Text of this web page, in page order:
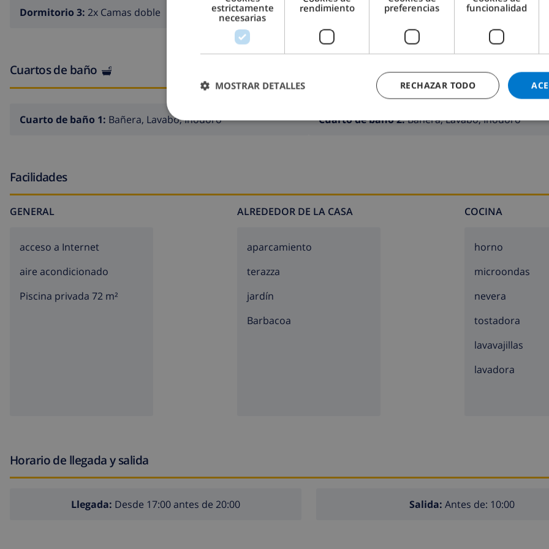
Dormitorio 3: 2x Camas doble
Cuartos de baño
Cuarto de baño 1: Bañera, Lavabo, Inodoro Cuarto de baño 2:Bañera, Lavabo, Inodoro
Facilidades
GENERAL
acceso a Internet
aire acondicionado
Piscina privada 72 m²
ALREDEDOR DE LA CASA
aparcamiento
terazza
jardín
barbacoa
COCINA
horno
microondas
nevera
tostadora
lavavajillas
lavadora
Horario de llegada y salida
Llegada: Desde 17:00 antes de 20:00 Salida: Antes de: 10:00
estrictamente
necesarias
rendimiento
preferencias
funcionalidad
RECHAZAR TODO
MOSTRAR DETALLES